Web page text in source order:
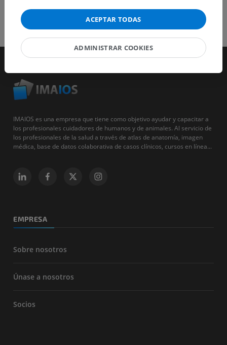
IMAIOS es una empresa que tiene como objetivo ayudar y capacitar a
los profesionales cuidadores de humanos y de animales. Al servicio de
los profesionales de la salud a través de atlas de anatomía, imagen
médica, base de datos colaborativa de casos clínicos, cursos en línea...
EMPRESA
Sobre nosotros
Únase a nosotros
Socios
ACEPTAR TODAS
ADMINISTRAR COOKIES